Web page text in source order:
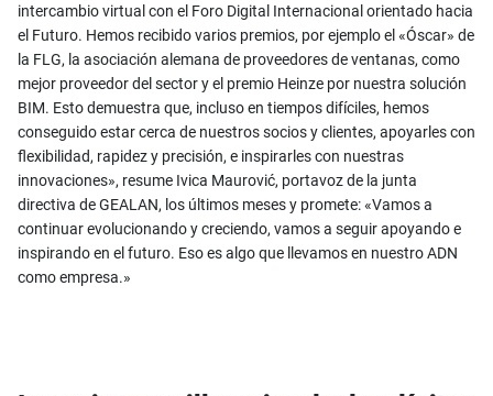
intercambio virtual con el Foro Digital Internacional orientado hacia
el Futuro. Hemos recibido varios premios, por ejemplo el «Óscar» de
la FLG, la asociación alemana de proveedores de ventanas, como
mejor proveedor del sector y el premio Heinze por nuestra solución
BIM. Esto demuestra que, incluso en tiempos difíciles, hemos
conseguido estar cerca de nuestros socios y clientes, apoyarles con
flexibilidad, rapidez y precisión, e inspirarles con nuestras
innovaciones», resume Ivica Maurović, portavoz de la junta
directiva de GEALAN, los últimos meses y promete: «Vamos a
continuar evolucionando y creciendo, vamos a seguir apoyando e
inspirando en el futuro. Eso es algo que llevamos en nuestro ADN
como empresa.»